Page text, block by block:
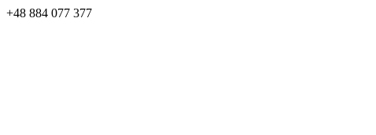
+48 884 077 377